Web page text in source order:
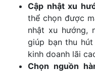
Cập nhật xu
thể chọn được
nhật xu hướng,
giúp bạn thu
kinh doanh lãi
Chọn nguồn